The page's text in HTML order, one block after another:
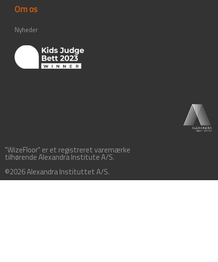
Om os
Nyheder
"WizeFloor" er et registreret varemærke
tilhørende Alexandra Institute A/S.
©2026 Alexandra Instituttet A/S.